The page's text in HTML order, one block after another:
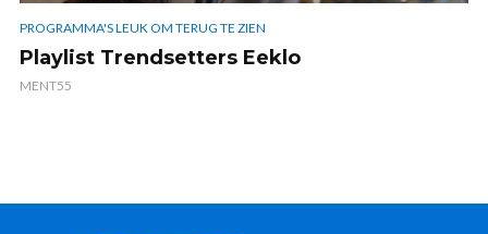
PROGRAMMA'S LEUK OM TERUG TE ZIEN
Playlist Trendsetters Eeklo
MENT55